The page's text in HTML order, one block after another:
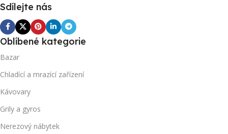
Sdílejte nás
Oblíbené kategorie
Bazar
Chladící a mrazící zařízení
Kávovary
Grily a gyros
Nerezový nábytek